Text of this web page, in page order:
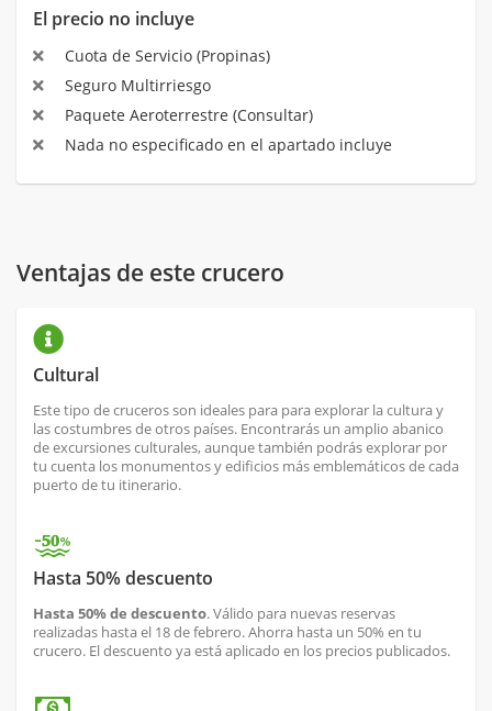
El precio no incluye
Cuota de Servicio (Propinas)
Seguro Multirriesgo
Paquete Aeroterrestre (Consultar)
Nada no especificado en el apartado incluye
Ventajas de este crucero
Cultural
Este tipo de cruceros son ideales para para explorar la cultura y
las costumbres de otros países. Encontrarás un amplio abanico
de excursiones culturales, aunque también podrás explorar por
tu cuenta los monumentos y edificios más emblemáticos de cada
puerto de tu itinerario.
Hasta 50% descuento
Hasta 50% de descuento. Válido para nuevas reservas
realizadas hasta el 18 de febrero. Ahorra hasta un 50% en tu
crucero. El descuento ya está aplicado en los precios publicados.